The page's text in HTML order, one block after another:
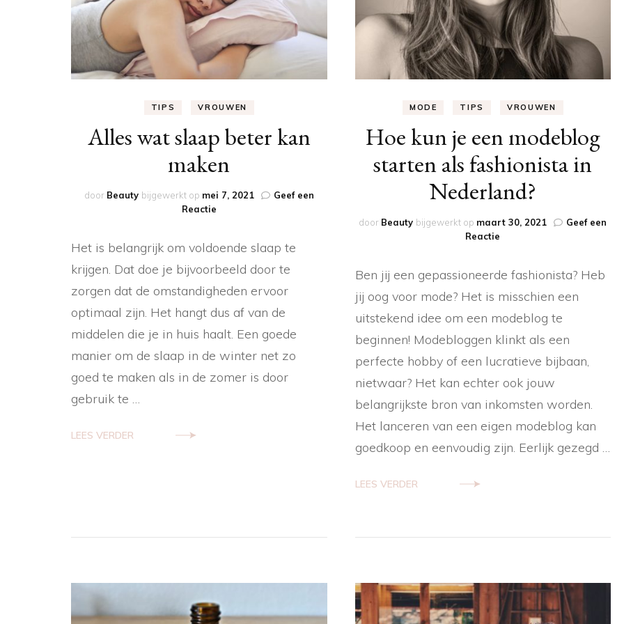
TIPS VROUWEN
Alles wat slaap beter kan
maken
door Beauty bijgewerkt op mei 7, 2021
Geef een
Reactieop
slaap
beter
maken
Het is belangrijk om voldoende slaap te
krijgen. Dat doe je bijvoorbeeld door te
zorgen dat de omstandigheden ervoor
optimaal zijn. Het hangt dus af van de
middelen die je in huis haalt. Een goede
manier om de slaap in de winter net zo
goed te maken als in de zomer is door
gebruik te …
LEES VERDER
MODE TIPS VROUWEN
Hoe kun je een modeblog
starten als fashionista in
Nederland?
door Beauty bijgewerkt op maart 30, 2021
Geef een
Reactie
je
een
starten
als
fashionista
in
Ben jij een gepassioneerde fashionista? Heb
jij oog voor mode? Het is misschien een
uitstekend idee om een ​​modeblog te
beginnen! Modebloggen klinkt als een
perfecte hobby of een lucratieve bijbaan,
nietwaar? Het kan echter ook jouw
belangrijkste bron van inkomsten worden.
Het lanceren van een eigen modeblog kan
goedkoop en eenvoudig zijn. Eerlijk gezegd …
LEES VERDER